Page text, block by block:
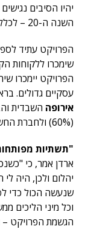
יהיו הסיבים
השנה ה-20 – לכלל הבתים.
הפרויקט עתיד
שימכרו ללקוחות
הפרויקט יימכרו
עסקיים גדולים.
אירופה השבדית
(60%) ולחברת החשמל (40%).
"תשתיות
ארדן אמר, כי
יהלום ולכן, היה
שנעשה הכול כדי
וכל מיני הליכים
הגשמת הפרויקט –